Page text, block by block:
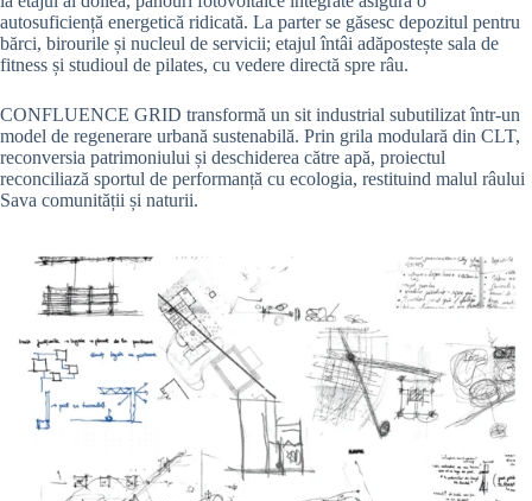
autosuficiență energetică ridicată. La parter se găsesc depozitul pentru
bărci, birourile și nucleul de servicii; etajul întâi adăpostește sala de
fitness și studioul de pilates, cu vedere directă spre râu.
CONFLUENCE GRID transformă un sit industrial subutilizat într-un
model de regenerare urbană sustenabilă. Prin grila modulară din CLT,
reconversia patrimoniului și deschiderea către apă, proiectul
reconciliază sportul de performanță cu ecologia, restituind malul râului
Sava comunității și naturii.